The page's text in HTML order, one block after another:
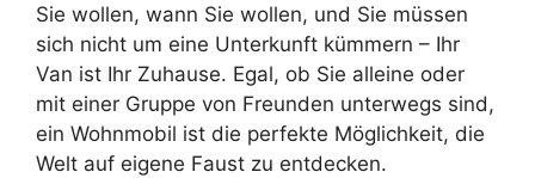
Sie wollen, wann Sie wollen, und Sie müssen
sich nicht um eine Unterkunft kümmern – Ihr
Van ist Ihr Zuhause. Egal, ob Sie alleine oder
mit einer Gruppe von Freunden unterwegs sind,
ein Wohnmobil ist die perfekte Möglichkeit, die
Welt auf eigene Faust zu entdecken.